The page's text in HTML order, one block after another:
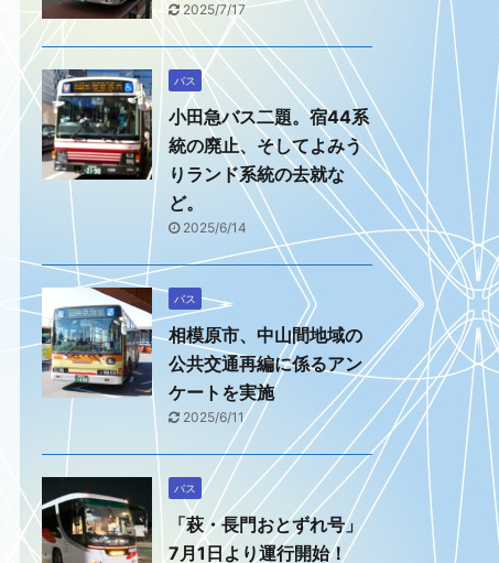
2025/7/17
バス
小田急バス二題。宿44系
統の廃止、そしてよみう
りランド系統の去就な
ど。
2025/6/14
バス
相模原市、中山間地域の
公共交通再編に係るアン
ケートを実施
2025/6/11
バス
「萩・長門おとずれ号」
7月1日より運行開始！